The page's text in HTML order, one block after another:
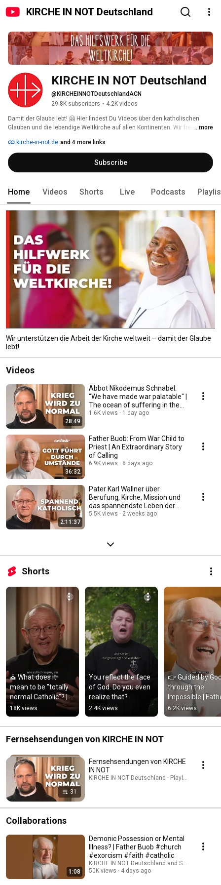
KIRCHE IN NOT Deutschland
KIRCHE IN NOT Deutschland
@KIRCHEINNOTDeutschlandACN
29.8K subscribers • 4.2K videos
Damit der Glaube lebt! 🤗 Hier findest Du Videos über den katholischen
Glauben und die lebendige Weltkirche auf allen Kontinenten. Wir freuen uns
möchtest: Kanal abonnieren!
...more
kirche-in-not.de and 4 more links
Subscribe
Home Videos Shorts Live Podcasts
Wir unterstützen die Arbeit der Kirche weltweit – damit der Glaube
lebt!
Videos
28:49
Abbot Nikodemus Schnabel:
"We have made war palatable" |
The ocean of suffering in the
Holy Land
1.6K views 1 day ago
36:32
Father Buob: From War Child to
Priest | An Extraordinary Story
of Calling
6.9K views 8 days ago
2:11:37
Pater Karl Wallner über
Berufung, Kirche, Mission und
das spannendste Leben der
Welt #katholisch
5.5K views 2 weeks ago
Shorts
⛪ What does it
mean to be "totally
normal Catholic"? |
Father Karl Wallner
18K views
You reflect the face
of God. Do you even
realize that?
2.4K views
👉 Guided by
through the
Impossible |
Buob
6.2K views
Fernsehsendungen von KIRCHE IN NOT
31
Fernsehsendungen von KIRCHE
IN NOT
KIRCHE IN NOT Deutschland · Playlist
Collaborations
1:08
Demonic Possession or Mental
Illness? | Father Buob #church
#exorcism #faith #catholic
KIRCHE IN NOT Deutschland and St. Ulrich
50K views
4 days ago